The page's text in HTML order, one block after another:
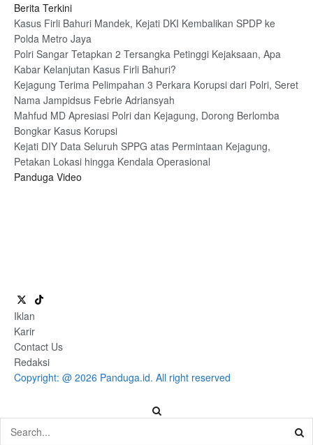
Berita Terkini
Kasus Firli Bahuri Mandek, Kejati DKI Kembalikan SPDP ke
Polda Metro Jaya
Polri Sangar Tetapkan 2 Tersangka Petinggi Kejaksaan, Apa
Kabar Kelanjutan Kasus Firli Bahuri?
Kejagung Terima Pelimpahan 3 Perkara Korupsi dari Polri, Seret
Nama Jampidsus Febrie Adriansyah
Mahfud MD Apresiasi Polri dan Kejagung, Dorong Berlomba
Bongkar Kasus Korupsi
Kejati DIY Data Seluruh SPPG atas Permintaan Kejagung,
Petakan Lokasi hingga Kendala Operasional
Panduga Video
Iklan
Karir
Contact Us
Redaksi
Copyright: @ 2026 Panduga.id. All right reserved